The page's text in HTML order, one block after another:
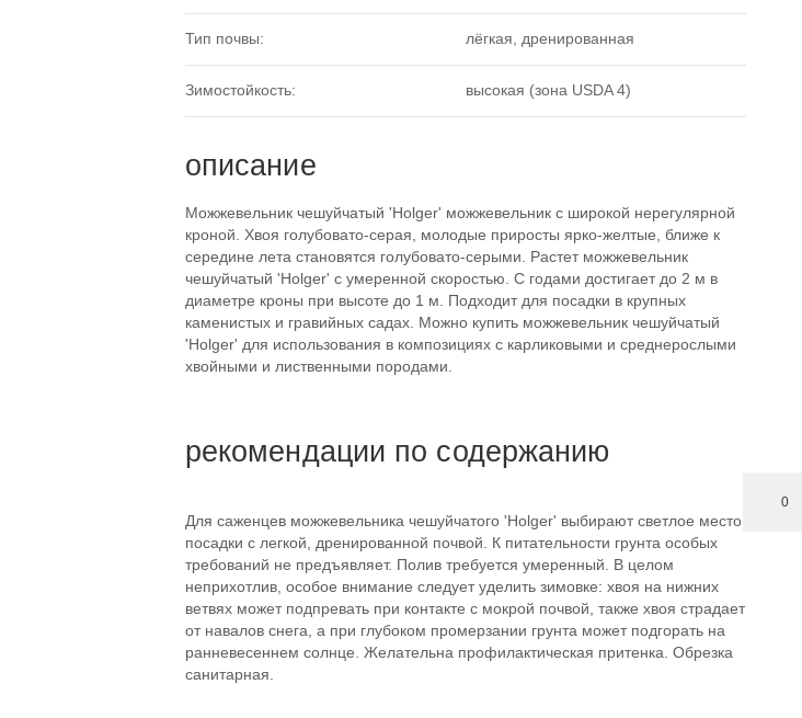
0
Тип почвы: лёгкая, дренированная
Зимостойкость: высокая (зона USDA 4)
описание
Можжевельник чешуйчатый 'Holger' можжевельник с широкой нерегулярной
кроной. Хвоя голубовато-серая, молодые приросты ярко-желтые, ближе к
середине лета становятся голубовато-серыми. Растет можжевельник
чешуйчатый 'Holger' с умеренной скоростью. С годами достигает до 2 м в
диаметре кроны при высоте до 1 м. Подходит для посадки в крупных
каменистых и гравийных садах. Можно купить можжевельник чешуйчатый
'Holger' для использования в композициях с карликовыми и среднерослыми
хвойными и лиственными породами.
рекомендации по содержанию
Для саженцев можжевельника чешуйчатого 'Holger' выбирают светлое место
посадки с легкой, дренированной почвой. К питательности грунта особых
требований не предъявляет. Полив требуется умеренный. В целом
неприхотлив, особое внимание следует уделить зимовке: хвоя на нижних
ветвях может подпревать при контакте с мокрой почвой, также хвоя страдает
от навалов снега, а при глубоком промерзании грунта может подгорать на
ранневесеннем солнце. Желательна профилактическая притенка. Обрезка
санитарная.